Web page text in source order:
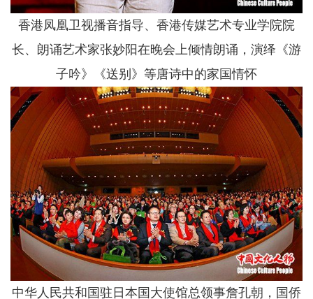
香港凤凰卫视播音指导、香港传媒艺术专业学院院
长、朗诵艺术家张妙阳在晚会上倾情朗诵，演绎《游
子吟》《送别》等唐诗中的家国情怀
中华人民共和国驻日本国大使馆总领事詹孔朝，国侨